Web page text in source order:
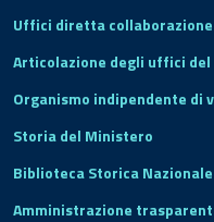
Uffici diretta
Articolazione degli uffici
Organismo indipendente di
Storia del Ministero
Biblioteca Storica
Amministrazione